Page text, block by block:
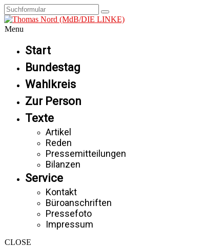
Menu
Start
Bundestag
Wahlkreis
Zur Person
Texte
Artikel
Reden
Pressemitteilungen
Bilanzen
Service
Kontakt
Büroanschriften
Pressefoto
Impressum
CLOSE